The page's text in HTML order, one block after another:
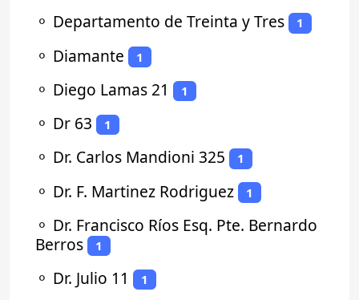
⚬ Departamento de Treinta y Tres 1
⚬ Diamante 1
⚬ Diego Lamas 21 1
⚬ Dr 63 1
⚬ Dr. Carlos Mandioni 325 1
⚬ Dr. F. Martinez Rodriguez 1
⚬ Dr. Francisco Ríos Esq. Pte. Bernardo
Berros
1
⚬ Dr. Julio 11 1